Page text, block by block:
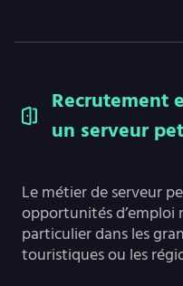
Recrutement
un serveur
Le métier de serveur
opportunités d’emploi
particulier dans les
touristiques ou les